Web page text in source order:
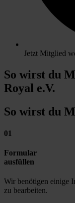
Jetzt Mitglied
So wirst du
Royal e.V.
So wirst du
01
Formular
ausfüllen
Wir benötigen einige
zu bearbeiten.